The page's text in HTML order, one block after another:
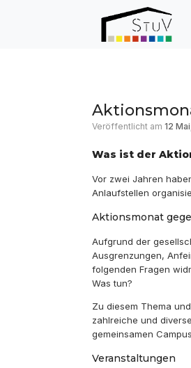
Veröffentlicht am 12
Was ist der
Vor zwei Jahren
Anlaufstellen
Aktionsmonat
Aufgrund der
Ausgrenzungen,
folgenden Fragen
Was tun?
Zu diesem Thema
zahlreiche und
gemeinsamen
Veranstaltungen